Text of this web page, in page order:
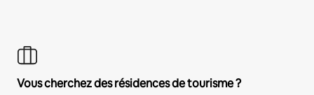
Vous cherchez des résidences de tourisme ?